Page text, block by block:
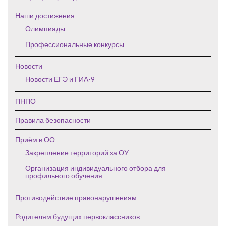
Наши достижения
Олимпиады
Профессиональные конкурсы
Новости
Новости ЕГЭ и ГИА-9
ПНПО
Правила безопасности
Приём в ОО
Закрепление территорий за ОУ
Организация индивидуального отбора для
профильного обучения
Противодействие правонарушениям
Родителям будущих первоклассников